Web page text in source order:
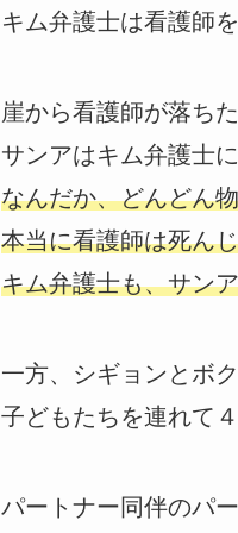
キム弁護士は看護師
崖から看護師が落ち
サンアはキム弁護士
なんだか、どんどん
本当に看護師は死ん
キム弁護士も、サン
一方、シギョンとボ
子どもたちを連れて
パートナー同伴のパ